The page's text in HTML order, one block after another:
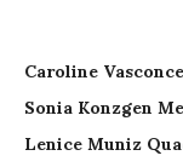
Caroline
Sonia Konzgen
Lenice Muniz